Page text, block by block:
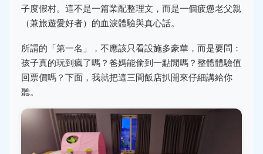
子度假村。這不是一篇業配整理文，而是一個疲憊老父親
（兼旅遊愛好者）的血淚體驗與真心話。
所謂的「第一名」，不應該只看設施多豪華，而是要問：
孩子真的玩到瘋了嗎？爸媽能偷到一點閒嗎？整體體驗值
回票價嗎？下面，我就把這三間飯店扒開來仔細講給你
聽。